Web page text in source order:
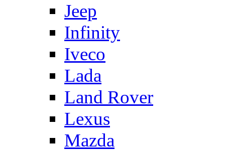
Jeep
Infinity
Iveco
Lada
Land Rover
Lexus
Mazda